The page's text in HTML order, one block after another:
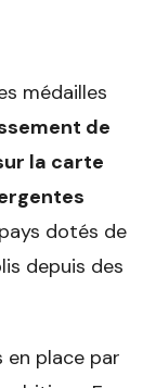
médailles
de
la carte
dotés de
depuis des
place par